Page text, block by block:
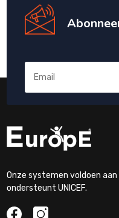
Onze systemen voldoen
ondersteunt UNICEF.